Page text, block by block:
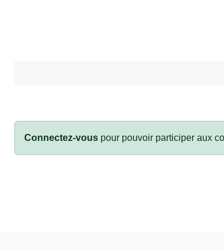
Connectez-vous pour pouvoir participer aux